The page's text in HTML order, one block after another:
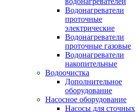
Водонагреватели
проточные
электрические
Водонагреватели
проточные газовые
Водонагреватели
накопительные
Водоочистка
Дополнительное
оборудование
Насосное оборудование
Насосы для сточных